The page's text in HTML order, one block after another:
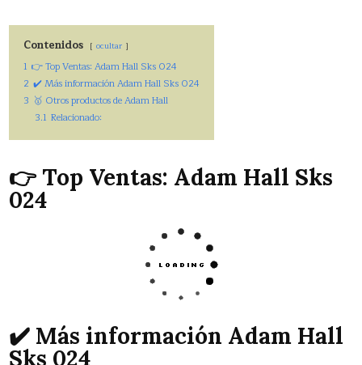
Contenidos ocultar
1 👉 Top Ventas: Adam Hall Sks 024
2 ✔️ Más información Adam Hall Sks 024
3 🥇 Otros productos de Adam Hall
3.1 Relacionado:
👉 Top Ventas: Adam Hall Sks
024
✔️ Más información Adam Hall
Sks 024